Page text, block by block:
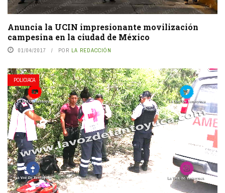
Anuncia la UCIN impresionante movilización
campesina en la ciudad de México
01/04/2017 POR LA REDACCIÓN
POLICIACA